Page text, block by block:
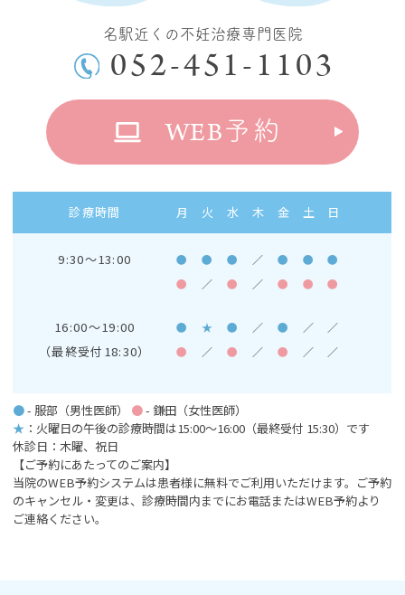
名駅近くの不妊治療専門医院
052-451-1103
WEB予約
診療時間 月 火 水 木 金 土 日
9:30～13:00 ● ● ● ／ ● ●
●
●
／ ● ／ ● ● ●
16:00～19:00 ● ★ ● ／ ● ／ ／
（最終受付18:30） ● ／ ● ／ ● ／ ／
●- 服部（男性医師） ●- 鎌田（女性医師）
★ ：火曜日の午後の診療時間は15:00～16:00 （最終受付 15:30）です
休診日：木曜、祝日
【ご予約にあたってのご案内】
当院のWEB予約システムは患者様に無料でご利用いただけます。ご予約
のキャンセル・変更は、診療時間内までにお電話またはWEB予約より
ご連絡ください。